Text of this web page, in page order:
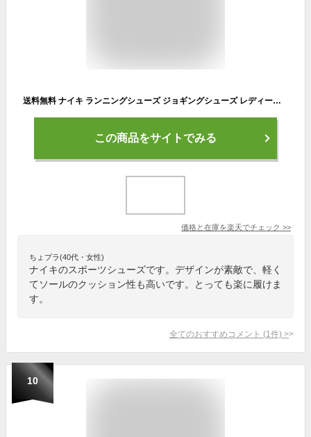
送料無料 ナイキ ランニングシューズ ジョギングシューズ レディース NIKE WSダウンシフター 12/スポーツシューズ ジョギング トレーニング ウォーキング 女性 スニーカー ジム 運動靴 DOWNSHIFTER12 くつ/DD9294-006
この商品をサイトでみる
価格と在庫を楽天でチェック >>
ちょプラ(40代・女性)
ナイキのスポーツシューズです。デザインが素敵で、軽く
てソールのクッション性も高いです。とっても楽に履けま
す。
全てのおすすめコメント (1 件) >
10